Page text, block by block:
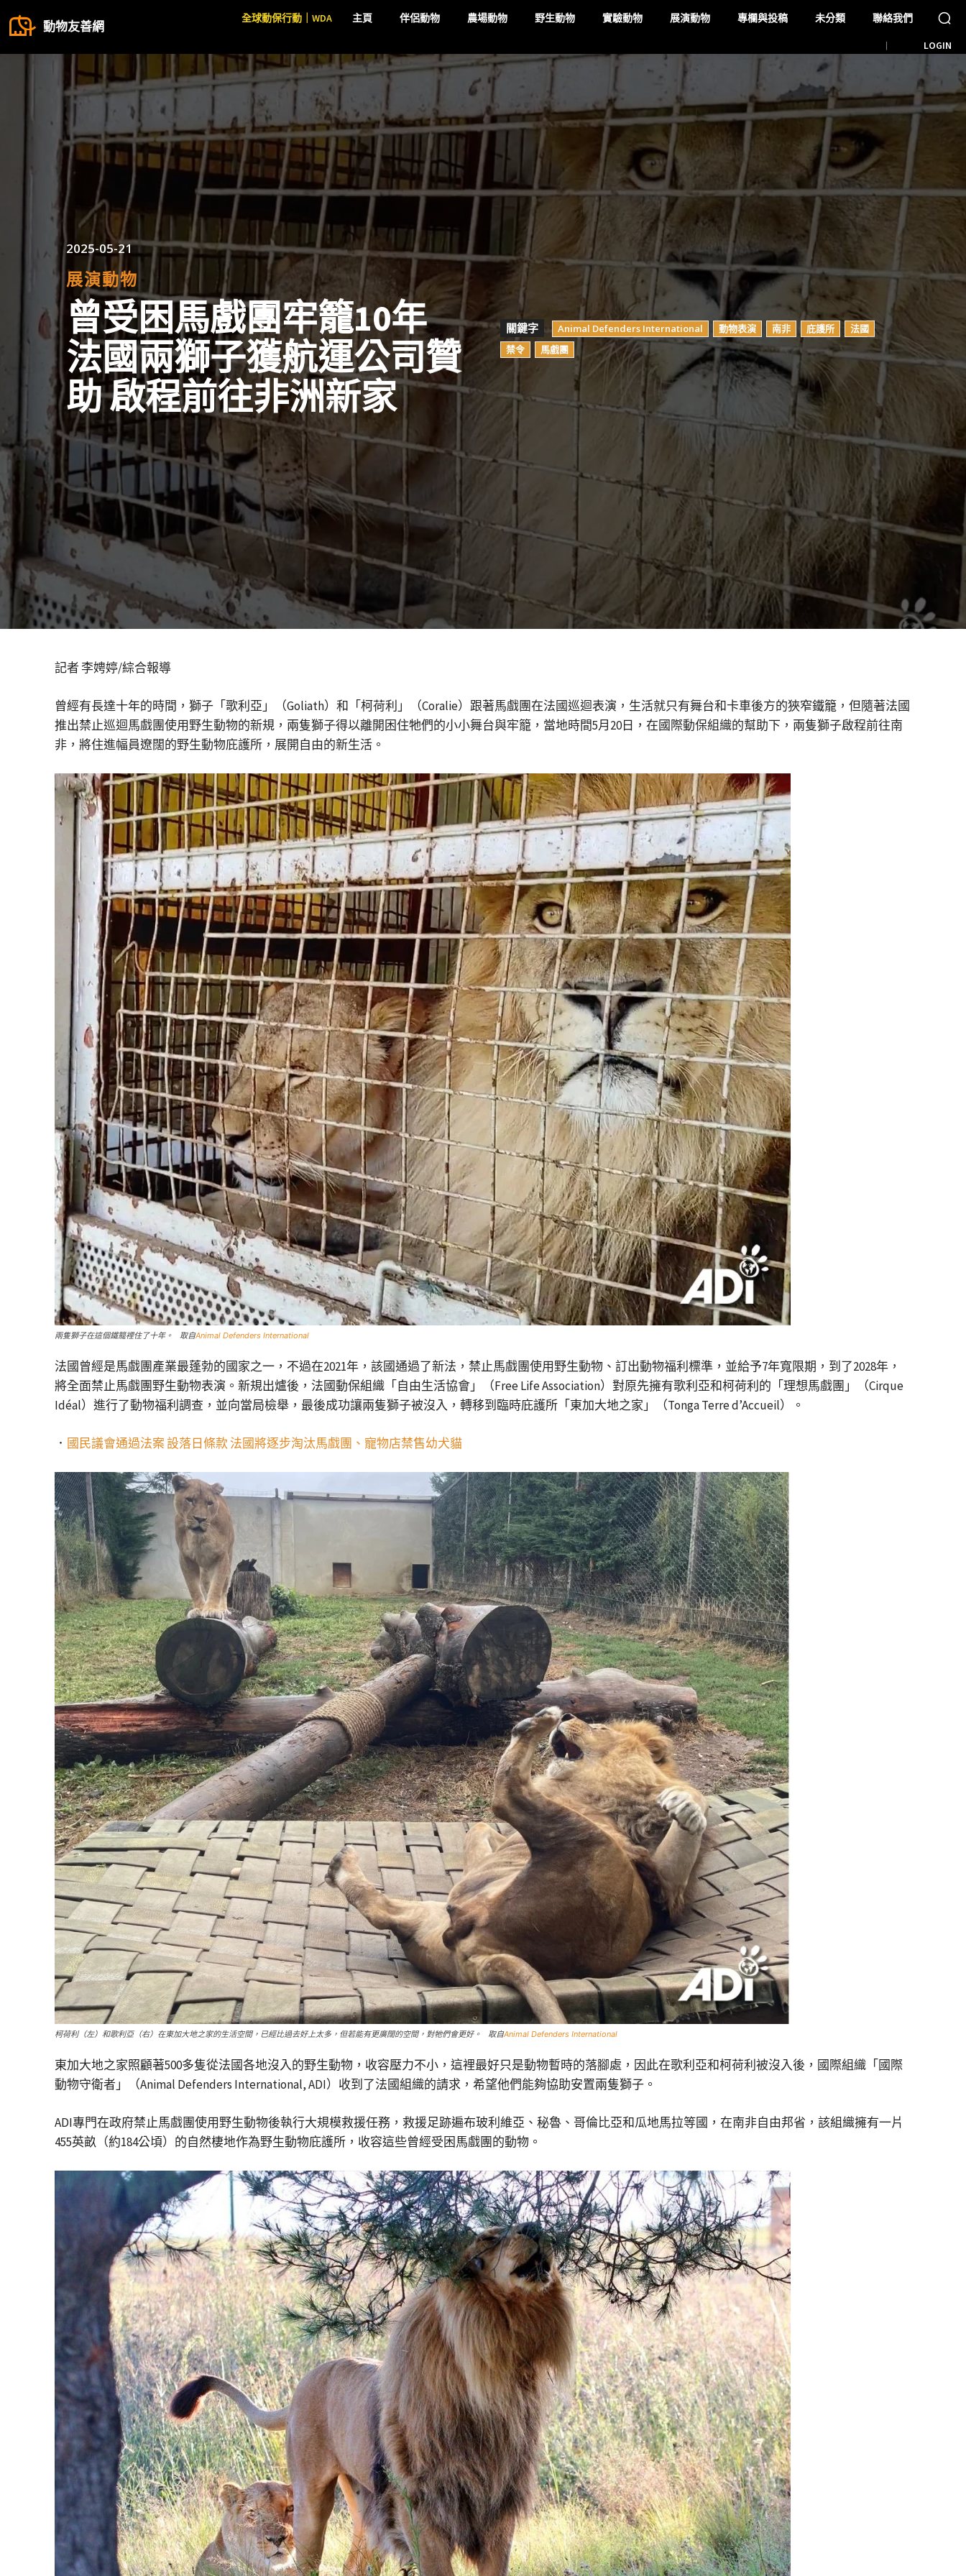
動物友善網
全球動保行動｜WDA 主頁 伴侶動物 農場動物 野生動物 實驗動物 展演動物 專欄與投稿 未分類 聯絡我們
LOGIN
2025-05-21
展演動物
曾受困馬戲團牢籠10年
法國兩獅子獲航運公司贊
助 啟程前往非洲新家
關鍵字 Animal Defenders International 動物表演 南非 庇護所
法國
禁令
馬戲團
記者 李娉婷/綜合報導
曾經有長達十年的時間，獅子「歌利亞」（Goliath）和「柯荷利」（Coralie）跟著馬戲團在法國巡迴表演，生活就只有舞台和卡車後方的狹窄鐵籠，但隨著法國
推出禁止巡迴馬戲團使用野生動物的新規，兩隻獅子得以離開困住牠們的小小舞台與牢籠，當地時間5月20日，在國際動保組織的幫助下，兩隻獅子啟程前往南
非，將住進幅員遼闊的野生動物庇護所，展開自由的新生活。
兩隻獅子在這個鐵籠裡住了十年。 取自Animal Defenders International
法國曾經是馬戲團產業最蓬勃的國家之一，不過在2021年，該國通過了新法，禁止馬戲團使用野生動物、訂出動物福利標準，並給予7年寬限期，到了2028年，
將全面禁止馬戲團野生動物表演。新規出爐後，法國動保組織「自由生活協會」（Free Life Association）對原先擁有歌利亞和柯荷利的「理想馬戲團」（Cirque
Idéal）進行了動物福利調查，並向當局檢舉，最後成功讓兩隻獅子被沒入，轉移到臨時庇護所「東加大地之家」（Tonga Terre d’Accueil）。
． 國民議會通過法案 設落日條款 法國將逐步淘汰馬戲團、寵物店禁售幼犬貓
柯荷利（左）和歌利亞（右）在東加大地之家的生活空間，已經比過去好上太多，但若能有更廣闊的空間，對牠們會更好。 取自Animal Defenders International
東加大地之家照顧著500多隻從法國各地沒入的野生動物，收容壓力不小，這裡最好只是動物暫時的落腳處，因此在歌利亞和柯荷利被沒入後，國際組織「國際
動物守衛者」（Animal Defenders International, ADI）收到了法國組織的請求，希望他們能夠協助安置兩隻獅子。
ADI專門在政府禁止馬戲團使用野生動物後執行大規模救援任務，救援足跡遍布玻利維亞、秘魯、哥倫比亞和瓜地馬拉等國，在南非自由邦省，該組織擁有一片
455英畝（約184公頃）的自然棲地作為野生動物庇護所，收容這些曾經受困馬戲團的動物。